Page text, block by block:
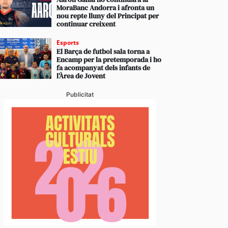
les xifres dels últims anys
MoraBanc Andorra i afronta un
nou repte lluny del Principat per
continuar creixent
Esports
El Barça de futbol sala torna a
Encamp per la pretemporada i ho
fa acompanyat dels infants de
l’Àrea de Jovent
Publicitat